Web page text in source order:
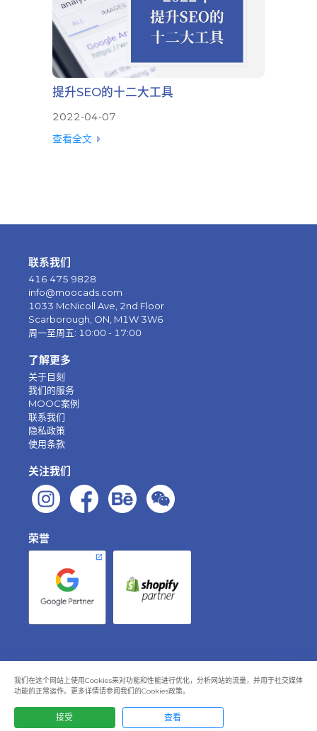
提升SEO的十二大工具
2022-04-07
查看全文
我们在这个网站上使用Cookies来对功能和性能进行优化，分析网站的流量，并用于社交媒体
功能的正常运作。更多详情请参阅我们的Cookies政策。
接受 查看
联系我们
416 475 9828
info@moocads.com
1033 McNicoll Ave, 2nd Floor
Scarborough, ON, M1W 3W6
周一至周五: 10:00 - 17:00
了解更多
关于目刻
我们的服务
MOOC案例
联系我们
隐私政策
使用条款
关注我们
荣誉
© 2015 - 2026 目刻创研 版权所有。